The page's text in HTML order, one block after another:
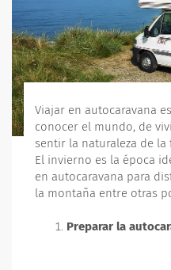
Viajar en autocaravana
conocer el mundo, de
sentir la naturaleza de
El invierno es la época
en autocaravana para
la montaña entre otras
Preparar la